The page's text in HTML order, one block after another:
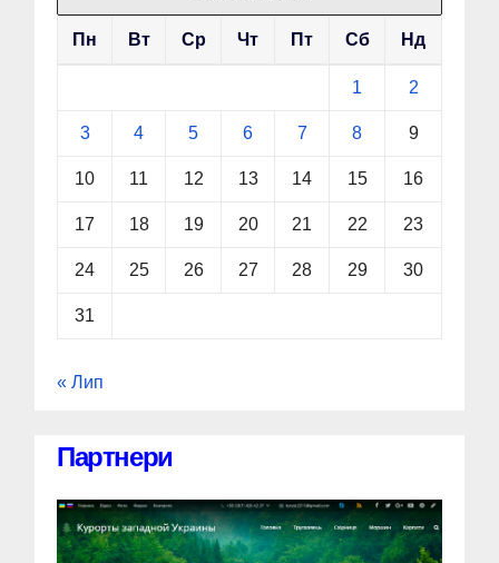
Пн Вт Ср Чт Пт Сб Нд
1 2
3 4 5 6 7 8 9
10 11 12 13 14 15 16
17 18 19 20 21 22 23
24 25 26 27 28 29 30
31
« Лип
Партнери